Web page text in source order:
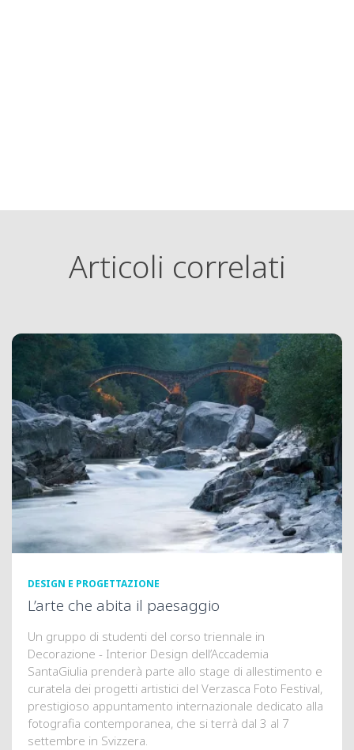
Articoli correlati
DESIGN E PROGETTAZIONE
L’arte che abita il paesaggio
Un gruppo di studenti del corso triennale in
Decorazione - Interior Design dell’Accademia
SantaGiulia prenderà parte allo stage di allestimento e
curatela dei progetti artistici del Verzasca Foto Festival,
prestigioso appuntamento internazionale dedicato alla
fotografia contemporanea, che si terrà dal 3 al 7
settembre in Svizzera.